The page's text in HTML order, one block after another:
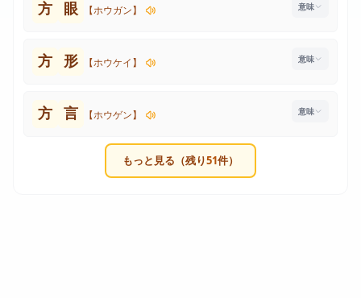
方 眼 【ホウガン】
方 形 【ホウケイ】
方 言 【ホウゲン】
もっと見る（残り51件）